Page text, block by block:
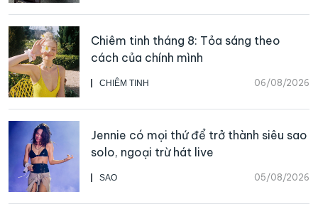
CHIÊM TINH 06/08/2026
Chiêm tinh tháng 8: Tỏa sáng theo
cách của chính mình
SAO 05/08/2026
Jennie có mọi thứ để trở thành siêu sao
solo, ngoại trừ hát live